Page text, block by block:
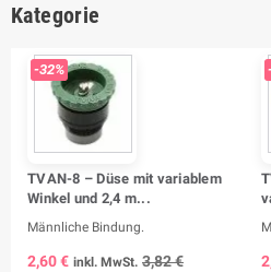
Kategorie
-32%
TVAN-8 – Düse mit variablem
Winkel und 2,4 m...
Männliche Bindung.
2,60 € inkl. MwSt. 3,82 €